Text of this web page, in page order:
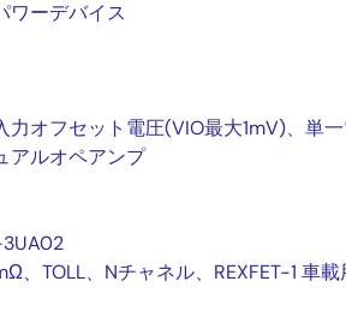
ワーデバイス
力オフセット電圧(VIO最大1mV)、単
アルオペアンプ
、TOLL、Nチャネル、REXFET-1 車載